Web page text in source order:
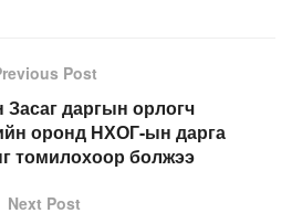
Post
даргын орлогч
оронд НХОГ-ын дарга
томилохоор болжээ
Next Post